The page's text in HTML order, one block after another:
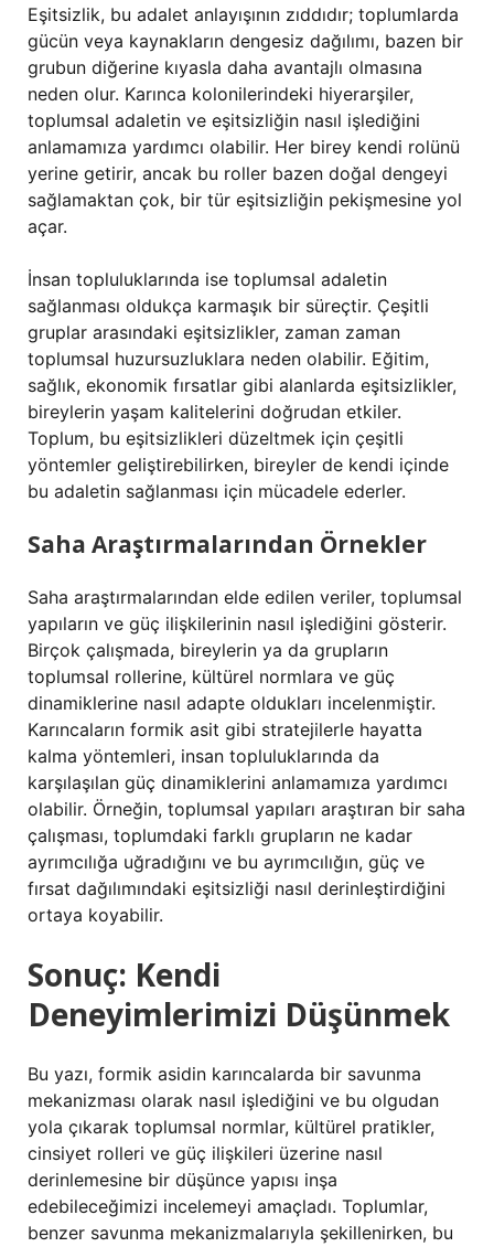
Eşitsizlik, bu adalet anlayışının zıddıdır; toplumlarda
gücün veya kaynakların dengesiz dağılımı, bazen bir
grubun diğerine kıyasla daha avantajlı olmasına
neden olur. Karınca kolonilerindeki hiyerarşiler,
toplumsal adaletin ve eşitsizliğin nasıl işlediğini
anlamamıza yardımcı olabilir. Her birey kendi rolünü
yerine getirir, ancak bu roller bazen doğal dengeyi
sağlamaktan çok, bir tür eşitsizliğin pekişmesine yol
açar.
İnsan topluluklarında ise toplumsal adaletin
sağlanması oldukça karmaşık bir süreçtir. Çeşitli
gruplar arasındaki eşitsizlikler, zaman zaman
toplumsal huzursuzluklara neden olabilir. Eğitim,
sağlık, ekonomik fırsatlar gibi alanlarda eşitsizlikler,
bireylerin yaşam kalitelerini doğrudan etkiler.
Toplum, bu eşitsizlikleri düzeltmek için çeşitli
yöntemler geliştirebilirken, bireyler de kendi içinde
bu adaletin sağlanması için mücadele ederler.
Saha Araştırmalarından Örnekler
Saha araştırmalarından elde edilen veriler, toplumsal
yapıların ve güç ilişkilerinin nasıl işlediğini gösterir.
Birçok çalışmada, bireylerin ya da grupların
toplumsal rollerine, kültürel normlara ve güç
dinamiklerine nasıl adapte oldukları incelenmiştir.
Karıncaların formik asit gibi stratejilerle hayatta
kalma yöntemleri, insan topluluklarında da
karşılaşılan güç dinamiklerini anlamamıza yardımcı
olabilir. Örneğin, toplumsal yapıları araştıran bir saha
çalışması, toplumdaki farklı grupların ne kadar
ayrımcılığa uğradığını ve bu ayrımcılığın, güç ve
fırsat dağılımındaki eşitsizliği nasıl derinleştirdiğini
ortaya koyabilir.
Sonuç: Kendi
Deneyimlerimizi Düşünmek
Bu yazı, formik asidin karıncalarda bir savunma
mekanizması olarak nasıl işlediğini ve bu olgudan
yola çıkarak toplumsal normlar, kültürel pratikler,
cinsiyet rolleri ve güç ilişkileri üzerine nasıl
derinlemesine bir düşünce yapısı inşa
edebileceğimizi incelemeyi amaçladı. Toplumlar,
benzer savunma mekanizmalarıyla şekillenirken, bu